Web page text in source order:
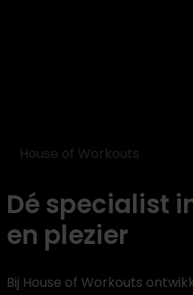
House of Workouts
Dé specialist
en plezier
Bij House of Workouts